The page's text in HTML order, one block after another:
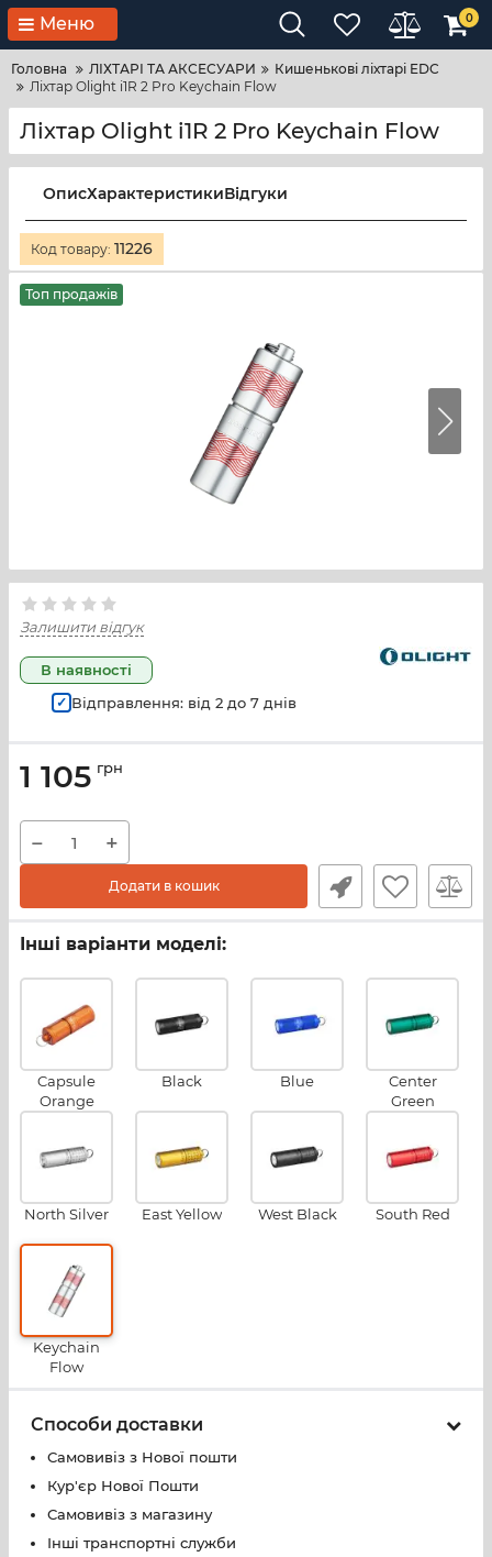
Меню 0
Головна ЛІХТАРІ ТА АКСЕСУАРИ
Кишенькові ліхтарі EDC
Ліхтар Olight i1R 2 Pro Keychain Flow
Ліхтар Olight i1R 2 Pro Keychain Flow
ОписХарактеристикиВідгуки
Код товару: 11226
Топ продажів
Залишити відгук
В наявності
Відправлення: від 2 до 7 днів
1 105 грн
− +
Додати в кошик
Інші варіанти моделі:
Capsule
Orange
Black Blue
Center
Green
North Silver East Yellow West Black South Red
Keychain
Flow
Способи доставки
Самовивіз з Нової пошти
Кур'єр Нової Пошти
Самовивіз з магазину
Інші транспортні служби